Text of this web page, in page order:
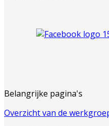
Belangrijke pagina's
Overzicht van de